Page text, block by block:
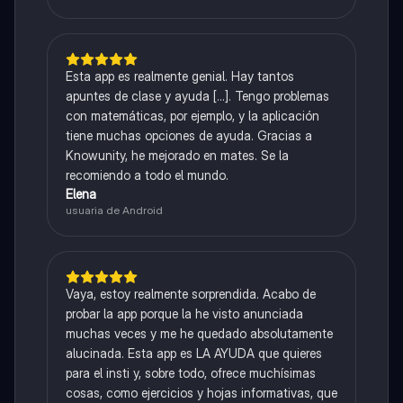
Esta app es realmente genial. Hay tantos
apuntes de clase y ayuda [...]. Tengo problemas
con matemáticas, por ejemplo, y la aplicación
tiene muchas opciones de ayuda. Gracias a
Knowunity, he mejorado en mates. Se la
recomiendo a todo el mundo.
Elena
usuaria de Android
Vaya, estoy realmente sorprendida. Acabo de
probar la app porque la he visto anunciada
muchas veces y me he quedado absolutamente
alucinada. Esta app es LA AYUDA que quieres
para el insti y, sobre todo, ofrece muchísimas
cosas, como ejercicios y hojas informativas, que